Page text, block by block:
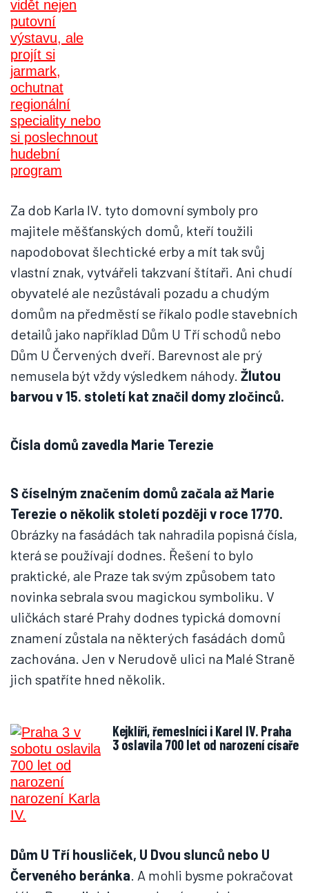
Za dob Karla IV. tyto domovní symboly pro
majitele měšťanských domů, kteří toužili
napodobovat šlechtické erby a mít tak svůj
vlastní znak, vytvářeli takzvaní štítaři. Ani chudí
obyvatelé ale nezůstávali pozadu a chudým
domům na předměstí se říkalo podle stavebních
detailů jako například Dům U Tří schodů nebo
Dům U Červených dveří. Barevnost ale prý
nemusela být vždy výsledkem náhody. Žlutou
barvou v 15. století kat značil domy zločinců.
Čísla domů zavedla Marie Terezie
S číselným značením domů začala až Marie
Terezie o několik století později v roce 1770.
Obrázky na fasádách tak nahradila popisná čísla,
která se používají dodnes. Řešení to bylo
praktické, ale Praze tak svým způsobem tato
novinka sebrala svou magickou symboliku. V
uličkách staré Prahy dodnes typická domovní
znamení zůstala na některých fasádách domů
zachována. Jen v Nerudově ulici na Malé Straně
jich spatříte hned několik.
Kejklíři, řemeslníci i Karel IV. Praha
3 oslavila 700 let od narození císaře
Dům U Tří housliček, U Dvou slunců nebo U
Červeného beránka. A mohli bysme pokračovat